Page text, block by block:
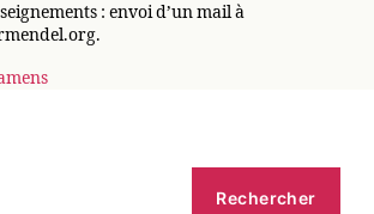
: envoi d’un mail à
Rechercher